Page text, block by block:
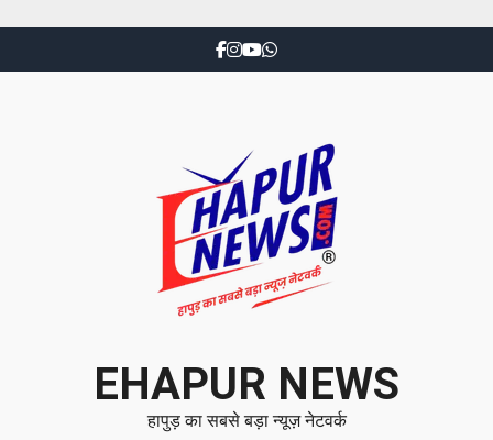
EHAPUR NEWS
हापुड़ का सबसे बड़ा न्यूज़ नेटवर्क